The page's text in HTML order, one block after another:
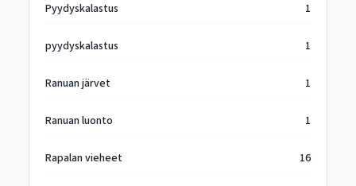
Pyydyskalastus 1
pyydyskalastus 1
Ranuan järvet 1
Ranuan luonto 1
Rapalan vieheet 16